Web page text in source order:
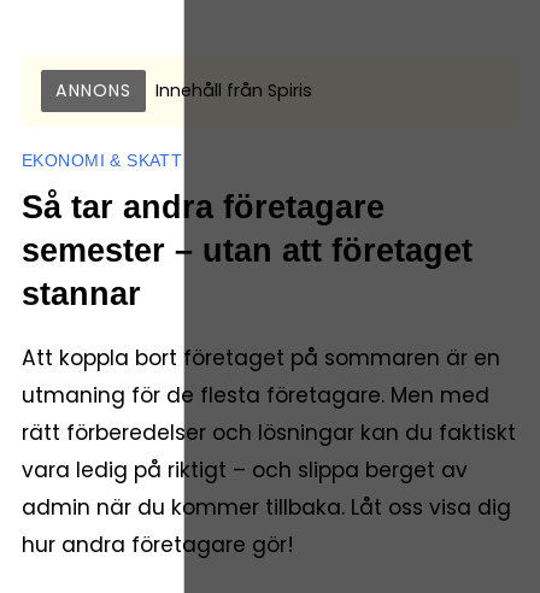
ANNONS Innehåll från Spiris
EKONOMI & SKATT
Så tar andra företagare
semester – utan att företaget
stannar
Att koppla bort företaget på sommaren är en
utmaning för de flesta företagare. Men med
rätt förberedelser och lösningar kan du faktiskt
vara ledig på riktigt – och slippa berget av
admin när du kommer tillbaka. Låt oss visa dig
hur andra företagare gör!